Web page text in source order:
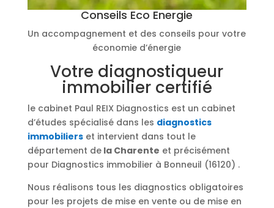
Conseils Eco Energie
Un accompagnement et des conseils pour votre
économie d’énergie
Votre diagnostiqueur
immobilier certifié
le cabinet Paul REIX Diagnostics est un cabinet
d’études spécialisé dans les diagnostics
immobilierset intervient dans tout le
département dela Charente et précisément
pour Diagnostics immobilier à Bonneuil (16120) .
Nous réalisons tous les diagnostics obligatoires
pour les projets de mise en vente ou de mise en